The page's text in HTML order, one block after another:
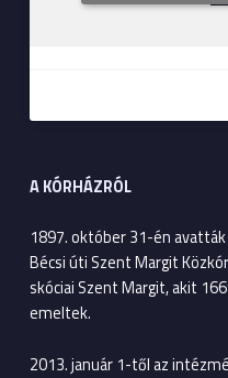
A KÓRHÁZRÓL
1897. október 31-én
Bécsi úti Szent Margit
skóciai Szent Margit, akit
emeltek.
2013. január 1-től az